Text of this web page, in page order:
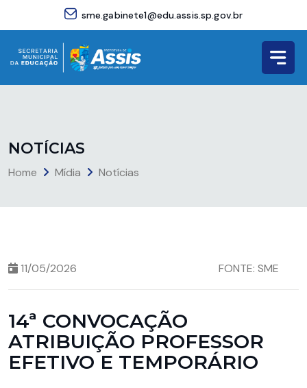
sme.gabinete1@edu.assis.sp.gov.br
NOTÍCIAS
Home Mídia Notícias
11/05/2026 FONTE: SME
14ª CONVOCAÇÃO
ATRIBUIÇÃO PROFESSOR
EFETIVO E TEMPORÁRIO